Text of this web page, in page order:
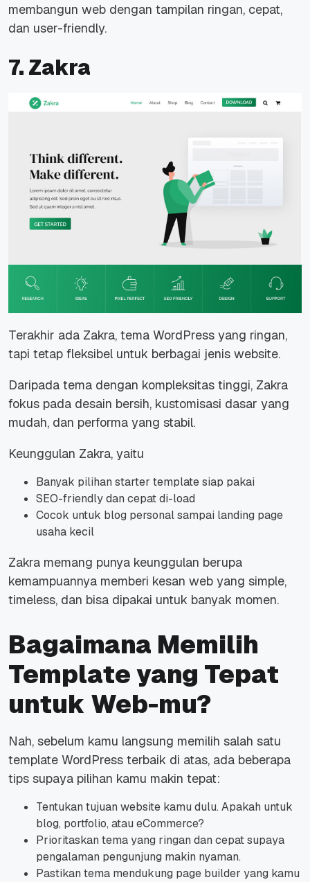
membangun web dengan tampilan ringan, cepat,
dan user-friendly.
7. Zakra
Terakhir ada Zakra, tema WordPress yang ringan,
tapi tetap fleksibel untuk berbagai jenis website.
Daripada tema dengan kompleksitas tinggi, Zakra
fokus pada desain bersih, kustomisasi dasar yang
mudah, dan performa yang stabil.
Keunggulan Zakra, yaitu
Banyak pilihan starter template siap pakai
SEO-friendly dan cepat di-load
Cocok untuk blog personal sampai landing page
usaha kecil
Zakra memang punya keunggulan berupa
kemampuannya memberi kesan web yang simple,
timeless, dan bisa dipakai untuk banyak momen.
Bagaimana Memilih
Template yang Tepat
untuk Web-mu?
Nah, sebelum kamu langsung memilih salah satu
template WordPress terbaik di atas, ada beberapa
tips supaya pilihan kamu makin tepat:
Tentukan tujuan website kamu dulu. Apakah untuk
blog, portfolio, atau eCommerce?
Prioritaskan tema yang ringan dan cepat supaya
pengalaman pengunjung makin nyaman.
Pastikan tema mendukung page builder yang kamu